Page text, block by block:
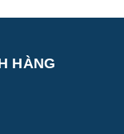
HÀNG